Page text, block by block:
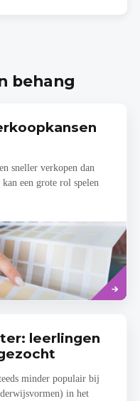
behang
sneller verkopen dan
een grote rol spelen
Read
more
leerlingen
minder populair bij
in het